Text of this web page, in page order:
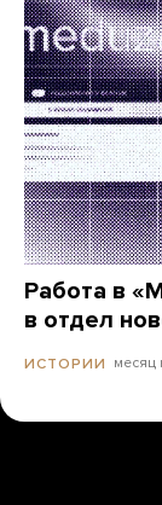
Работа в
в отдел
ИСТОРИИ месяц